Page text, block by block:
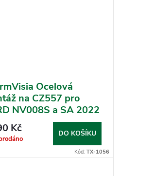
Ocelová
na CZ557 pro
NV008S a SA 2022
Kč
DO KOŠÍKU
Kód: TX-1056